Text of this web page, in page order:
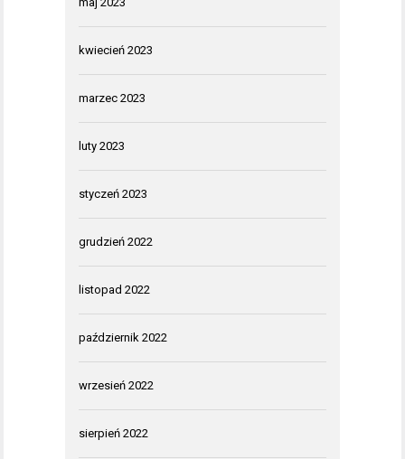
kwiecień 2023
marzec 2023
luty 2023
styczeń 2023
grudzień 2022
listopad 2022
październik 2022
wrzesień 2022
sierpień 2022